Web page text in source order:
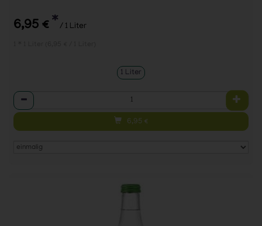
6,95 € * / 1 Liter
1 Liter
Anzahl
6,95 €